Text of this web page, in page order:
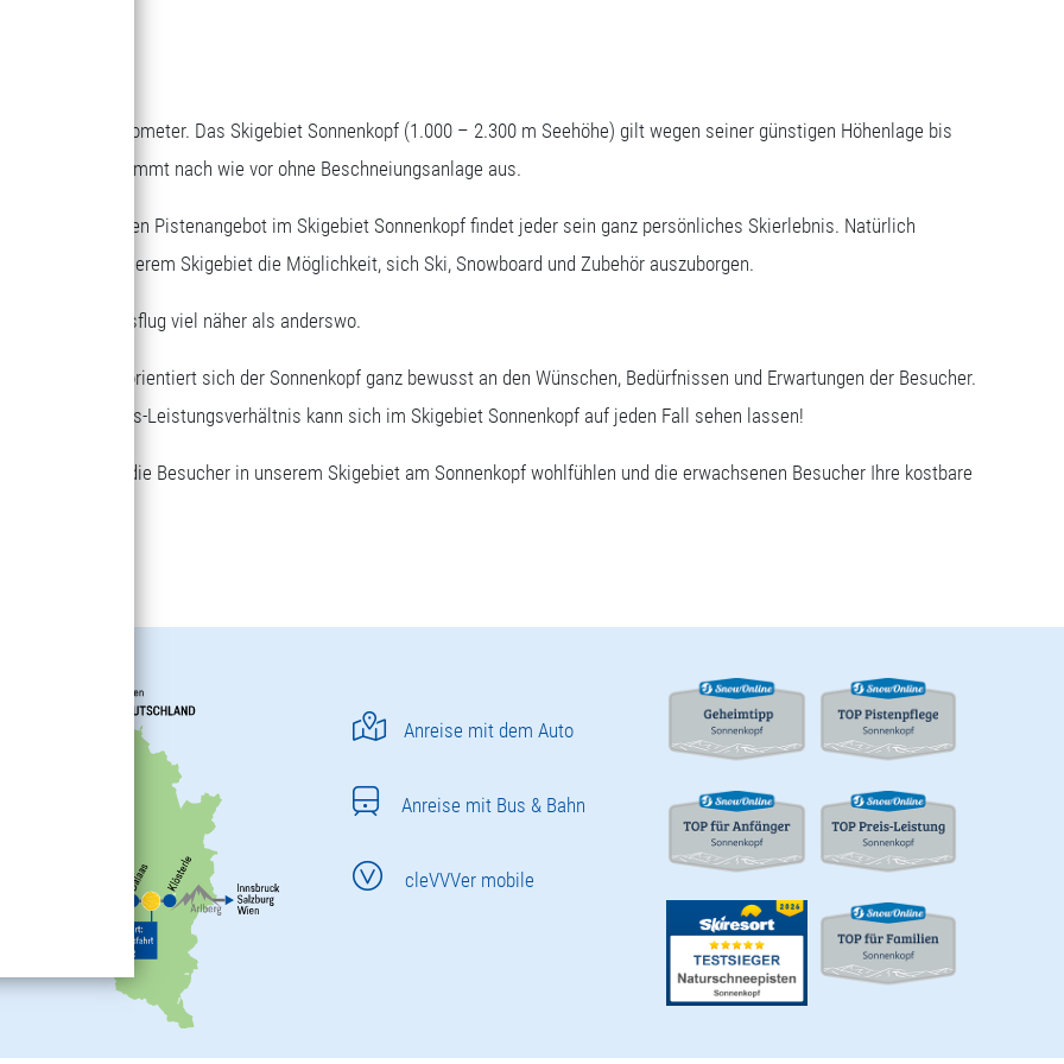
Pistenkilometer. Das Skigebiet Sonnenkopf (1.000 – 2.300 m Seehöhe) gilt wegen seiner günstigen Höhenlage bis
und kommt nach wie vor ohne Beschneiungsanlage aus.
dem vielseitigen Pistenangebot im Skigebiet Sonnenkopf findet jeder sein ganz persönliches Skierlebnis. Natürlich
in unserem Skigebiet die Möglichkeit, sich Ski, Snowboard und Zubehör auszuborgen.
beim Tagesausflug viel näher als anderswo.
und Kinder orientiert sich der Sonnenkopf ganz bewusst an den Wünschen, Bedürfnissen und Erwartungen der Besucher.
Das Preis-Leistungsverhältnis kann sich im Skigebiet Sonnenkopf auf jeden Fall sehen lassen!
dass sich die Besucher in unserem Skigebiet am Sonnenkopf wohlfühlen und die erwachsenen Besucher Ihre kostbare
Anreise mit dem Auto
Anreise mit Bus & Bahn
cleVVVer mobile